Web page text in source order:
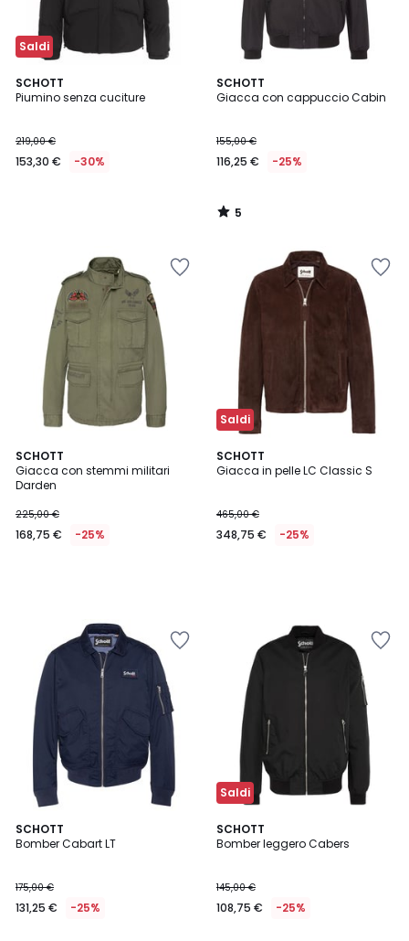
Saldi
SCHOTT
Piumino senza cuciture
219,00 €
153,30 € -30%
SCHOTT
Giacca con cappuccio Cabin
155,00 €
116,25 € -25%
5
/
5
/
SCHOTT
Giacca con stemmi militari
Darden
225,00 €
168,75 € -25%
Saldi
SCHOTT
Giacca in pelle LC Classic S
465,00 €
348,75 € -25%
SCHOTT
Bomber Cabart LT
175,00 €
131,25 € -25%
4
/
Saldi
SCHOTT
Bomber leggero Cabers
145,00 €
108,75 € -25%